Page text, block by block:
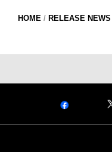
HOME / RELEASE NEWS